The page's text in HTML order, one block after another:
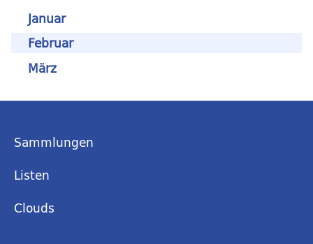
Januar
Februar
März
Sammlungen
Listen
Clouds